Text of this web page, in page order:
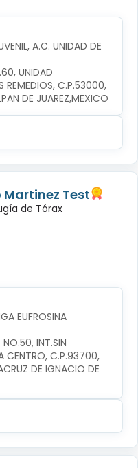
A.C. UNIDAD DE
UNIDAD
REMEDIOS, C.P.53000,
DE JUAREZ,MEXICO
Martinez Test
de Tórax
EUFROSINA
NO.50, INT.SIN
CENTRO, C.P.93700,
DE IGNACIO DE